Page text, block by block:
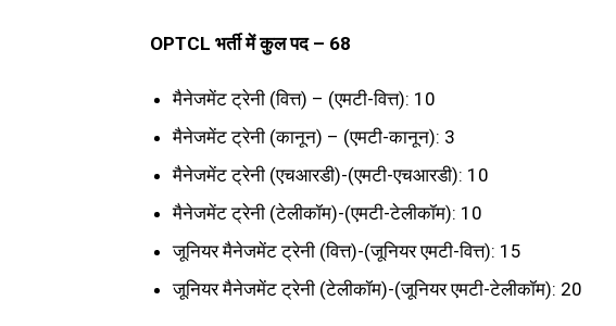
OPTCL भर्ती में कुल पद – 68
मैनेजमेंट ट्रेनी (वित्त) – (एमटी-वित्त): 10
मैनेजमेंट ट्रेनी (कानून) – (एमटी-कानून): 3
मैनेजमेंट ट्रेनी (एचआरडी)-(एमटी-एचआरडी): 10
मैनेजमेंट ट्रेनी (टेलीकॉम)-(एमटी-टेलीकॉम): 10
जूनियर मैनेजमेंट ट्रेनी (वित्त)-(जूनियर एमटी-वित्त): 15
जूनियर मैनेजमेंट ट्रेनी (टेलीकॉम)-(जूनियर एमटी-टेलीकॉम): 20